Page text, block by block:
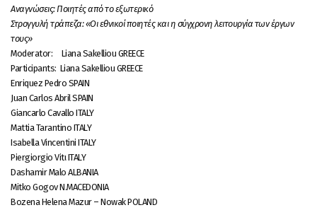
Αναγνώσεις: Ποιητές από το εξωτερικό
Στρογγυλή τράπεζα: «Οι εθνικοί ποιητές και η σύγχρονη λειτουργία των έργων
τους»
Moderator: Liana Sakelliou GREECE
Participants: Liana Sakelliou GREECE
Enriquez Pedro SPAIN
Juan Carlos Abril SPAIN
Giancarlo Cavallo ITALY
Mattia Tarantino ITALY
Isabella Vincentini ITALY
Piergiorgio Vitι ITALY
Dashamir Malo ALBANIA
Mitko Gogov N.MACEDONIA
Bozena Helena Mazur – Nowak POLAND